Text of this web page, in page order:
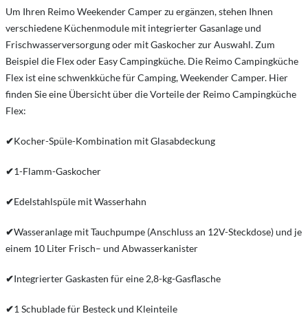
Um Ihren Reimo Weekender Camper zu ergänzen, stehen Ihnen
verschiedene Küchenmodule mit integrierter Gasanlage und
Frischwasserversorgung oder mit Gaskocher zur Auswahl. Zum
Beispiel die Flex oder Easy Campingküche. Die Reimo Campingküche
Flex ist eine schwenkküche für Camping, Weekender Camper. Hier
finden Sie eine Übersicht über die Vorteile der Reimo Campingküche
Flex:
✔Kocher-Spüle-Kombination mit Glasabdeckung
✔1-Flamm-Gaskocher
✔Edelstahlspüle mit Wasserhahn
✔Wasseranlage mit Tauchpumpe (Anschluss an 12V-Steckdose) und je
einem 10 Liter Frisch– und Abwasserkanister
✔Integrierter Gaskasten für eine 2,8-kg-Gasflasche
✔1 Schublade für Besteck und Kleinteile